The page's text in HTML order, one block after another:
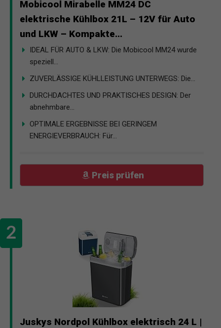
Mobicool Mirabelle MM24 DC
elektrische Kühlbox 21L – 12V für Auto
und LKW – Kompakte...
IDEAL FÜR AUTO & LKW: Die Mobicool MM24 wurde
speziell...
ZUVERLÄSSIGE KÜHLLEISTUNG UNTERWEGS: Die...
DURCHDACHTES UND PRAKTISCHES DESIGN: Der
abnehmbare...
OPTIMALE ERGEBNISSE BEI GERINGEM
ENERGIEVERBRAUCH: Für...
Preis prüfen
Juskys Nordpol Kühlbox elektrisch 24 L |